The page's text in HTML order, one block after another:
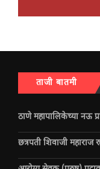
ताजी बातमी
ठाणे महापालिकेच्या नऊ
छत्रपती शिवाजी महाराज